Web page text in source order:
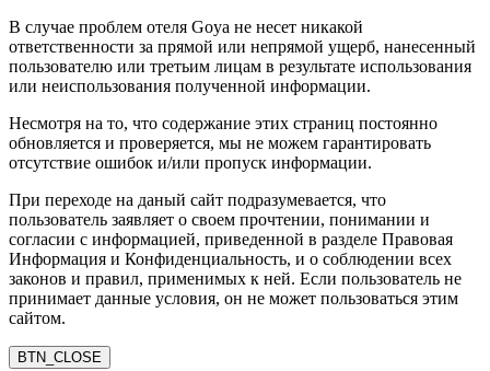
В случае проблем отеля Goya не несет никакой
ответственности за прямой или непрямой ущерб, нанесенный
пользователю или третьим лицам в результате использования
или неиспользования полученной информации.
Несмотря на то, что содержание этих страниц постоянно
обновляется и проверяется, мы не можем гарантировать
отсутствие ошибок и/или пропуск информации.
При переходе на даный сайт подразумевается, что
пользователь заявляет о своем прочтении, понимании и
согласии с информацией, приведенной в разделе Правовая
Информация и Конфиденциальность, и о соблюдении всех
законов и правил, применимых к ней. Если пользователь не
принимает данные условия, он не может пользоваться этим
сайтом.
BTN_CLOSE